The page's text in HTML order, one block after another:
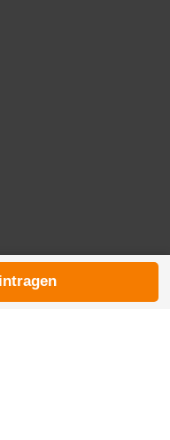
© 2026 die-kfzgutachter.de